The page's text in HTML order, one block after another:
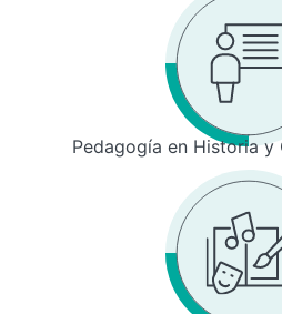
Pedagogía en Historia y